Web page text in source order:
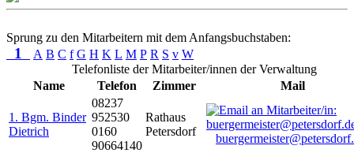
Sprung zu den Mitarbeitern mit dem Anfangsbuchstaben:
1 A B C f G H K L M P R S v W
Telefonliste der Mitarbeiter/innen der Verwaltung
Name
Telefon Zimmer Mail
1. Bgm. Binder
Dietrich
08237
952530
0160
90664140
Rathaus
Petersdorf